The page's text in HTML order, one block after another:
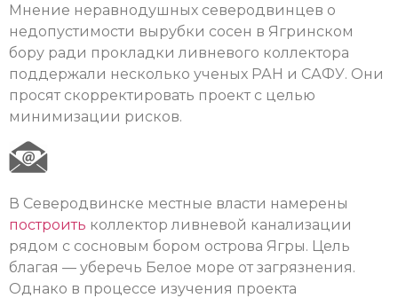
Мнение неравнодушных северодвинцев о
недопустимости вырубки сосен в Ягринском
бору ради прокладки ливневого коллектора
поддержали несколько ученых РАН и САФУ. Они
просят скорректировать проект с целью
минимизации рисков.
В Северодвинске местные власти намерены
построить коллектор ливневой канализации
рядом с сосновым бором острова Ягры. Цель
благая — уберечь Белое море от загрязнения.
Однако в процессе изучения проекта